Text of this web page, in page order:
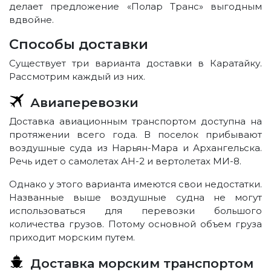
делает предложение «Полар Транс» выгодным
вдвойне.
Способы доставки
Существует три варианта доставки в Каратайку.
Рассмотрим каждый из них.
Авиаперевозки
Доставка авиационным транспортом доступна на
протяжении всего года. В поселок прибывают
воздушные суда из Нарьян-Мара и Архангельска.
Речь идет о самолетах АН-2 и вертолетах МИ-8.
Однако у этого варианта имеются свои недостатки.
Названные выше воздушные судна не могут
использоваться для перевозки большого
количества грузов. Потому основной объем груза
приходит морским путем.
Доставка морским транспортом